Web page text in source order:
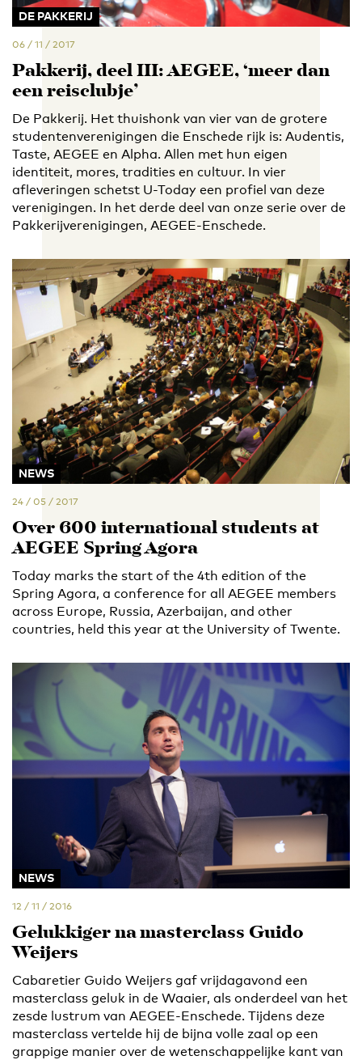
DE PAKKERIJ
06 / 11 / 2017
Pakkerij, deel III: AEGEE, ‘meer dan
een reisclubje’
De Pakkerij. Het thuishonk van vier van de grotere
studentenverenigingen die Enschede rijk is: Audentis,
Taste, AEGEE en Alpha. Allen met hun eigen
identiteit, mores, tradities en cultuur. In vier
afleveringen schetst U-Today een profiel van deze
verenigingen. In het derde deel van onze serie over de
Pakkerijverenigingen, AEGEE-Enschede.
NEWS
24 / 05 / 2017
Over 600 international students at
AEGEE Spring Agora
Today marks the start of the 4th edition of the
Spring Agora, a conference for all AEGEE members
across Europe, Russia, Azerbaijan, and other
countries, held this year at the University of Twente.
NEWS
12 / 11 / 2016
Gelukkiger na masterclass Guido
Weijers
Cabaretier Guido Weijers gaf vrijdagavond een
masterclass geluk in de Waaier, als onderdeel van het
zesde lustrum van AEGEE-Enschede. Tijdens deze
masterclass vertelde hij de bijna volle zaal op een
grappige manier over de wetenschappelijke kant van